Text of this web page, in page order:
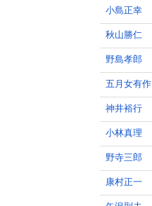
小島正幸
秋山勝仁
野島孝郎
五月女有作
神井裕行
小林真理
野寺三郎
康村正一